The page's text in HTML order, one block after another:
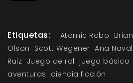
Etiquetas: Atomic Robo
Olson Scott Wegener Ana
Ruiz Juego de rol juego básico
aventuras ciencia ficción